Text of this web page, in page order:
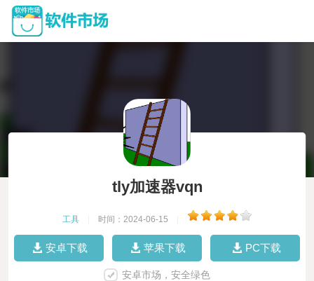
tly加速器vqn
工具 时间：2024-06-15
安卓下载 苹果下载 PC下载
安卓市场，安全绿色